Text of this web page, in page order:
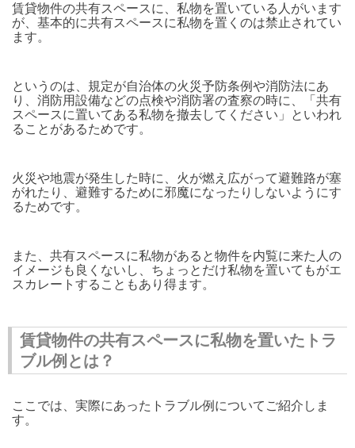
賃貸物件の共有スペースに、私物を置いている人がいます
が、基本的に共有スペースに私物を置くのは禁止されてい
ます。
というのは、規定が自治体の火災予防条例や消防法にあ
り、消防用設備などの点検や消防署の査察の時に、「共有
スペースに置いてある私物を撤去してください」といわれ
ることがあるためです。
火災や地震が発生した時に、火が燃え広がって避難路が塞
がれたり、避難するために邪魔になったりしないようにす
るためです。
また、共有スペースに私物があると物件を内覧に来た人の
イメージも良くないし、ちょっとだけ私物を置いてもがエ
スカレートすることもあり得ます。
賃貸物件の共有スペースに私物を置いたトラ
ブル例とは？
ここでは、実際にあったトラブル例についてご紹介しま
す。